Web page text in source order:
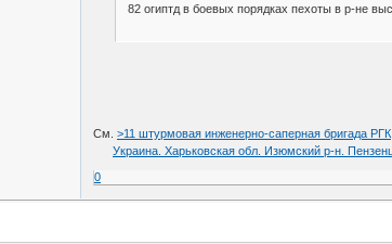
82 огиптд в боевых порядках пехоты в р-не
См.>11 штурмовая инженерно-саперная бригада РГК
Украина. Харьковская обл. Изюмский р-н.
0